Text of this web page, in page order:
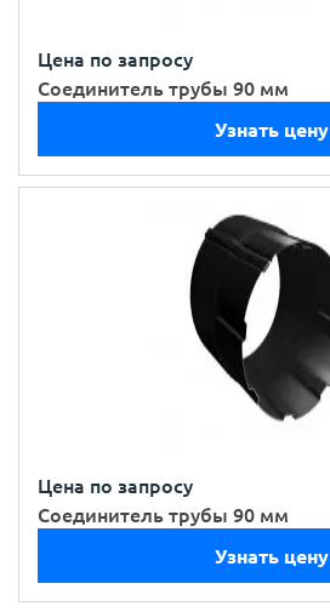
Цена по запросу
Соединитель трубы 90 мм
Узнать цену
Цена по запросу
Соединитель трубы 90 мм
Узнать цену